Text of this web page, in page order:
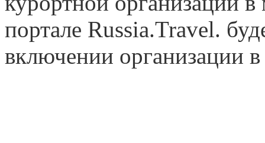
портале Russia.Travel.
включении организации в